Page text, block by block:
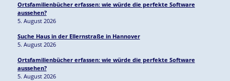
Ortsfamilienbücher erfassen: wie würde die perfekte Software
aussehen?
5. August 2026
Suche Haus in der Ellernstraße in Hannover
5. August 2026
Ortsfamilienbücher erfassen: wie würde die perfekte Software
aussehen?
5. August 2026